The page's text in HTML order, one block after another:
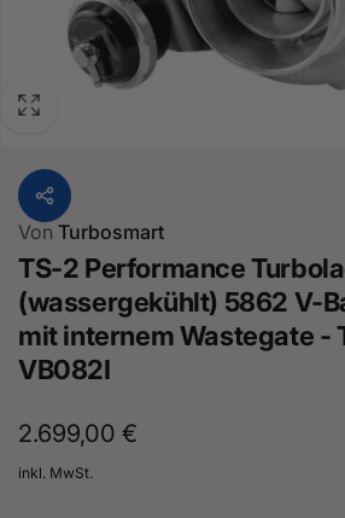
Von Turbosmart
TS-2 Performance
(wassergekühlt) 5862 V-
mit internem Wastegate -
VB082I
Normaler
Preis
2.699,00 €
inkl. MwSt.